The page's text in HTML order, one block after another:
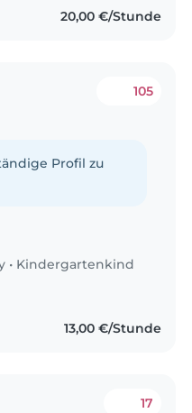
20,00 €/Stunde
105
Profil zu
• Kindergartenkind
13,00 €/Stunde
17